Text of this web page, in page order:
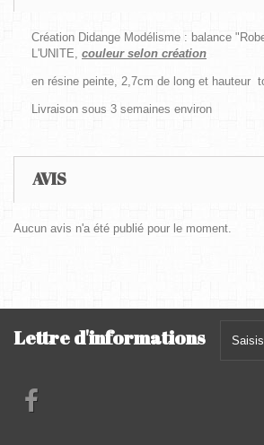
Création Didange Modélisme : balance
L'UNITE, couleur selon création
en résine peinte, 2,7cm de long et hauteur
Livraison sous 3 semaines environ
AVIS
Aucun avis n'a été publié pour le moment.
Lettre d'informations